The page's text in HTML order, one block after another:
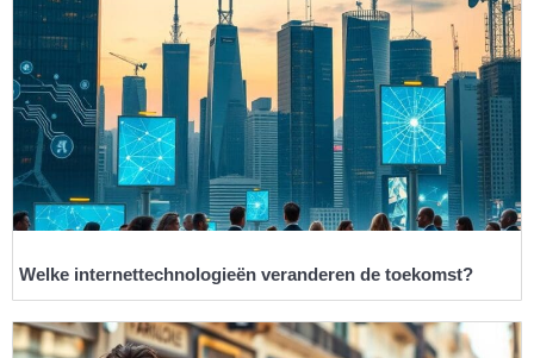
Welke internettechnologieën veranderen de toekomst?